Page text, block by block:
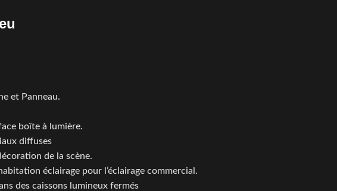
et Panneau.
boîte à lumière.
diffuses
de la scène.
éclairage pour l’éclairage commercial.
des caissons lumineux fermés